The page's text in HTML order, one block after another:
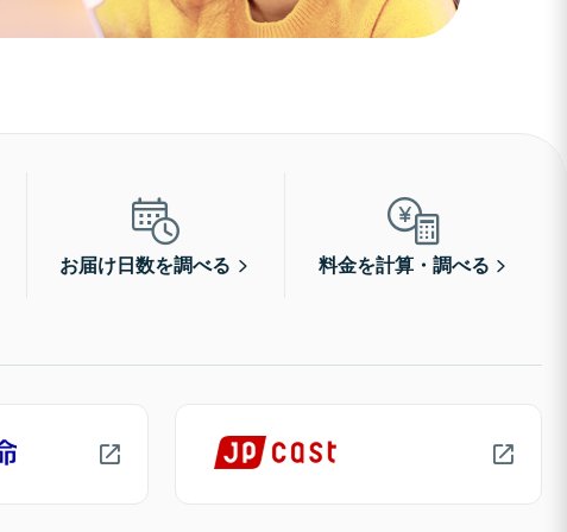
お届け日数を調べる 料金を計算・調べる